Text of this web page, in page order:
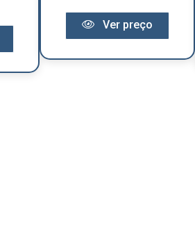
Ver preço